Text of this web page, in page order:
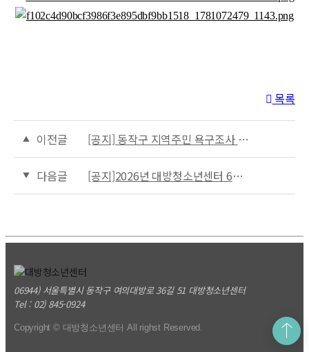
목록
이전글 [공지] 동작구 지역주민 욕구조사 안내
다음글 [공지]2026년 대방청소년센터 6월 프로그램 안내
06944) 서울특별시 동작구 여의대방로 36길 51 대방청소년센터
Tel: 02) 845-0924
Copyright © 대방청소년센터 All righst Reserved.